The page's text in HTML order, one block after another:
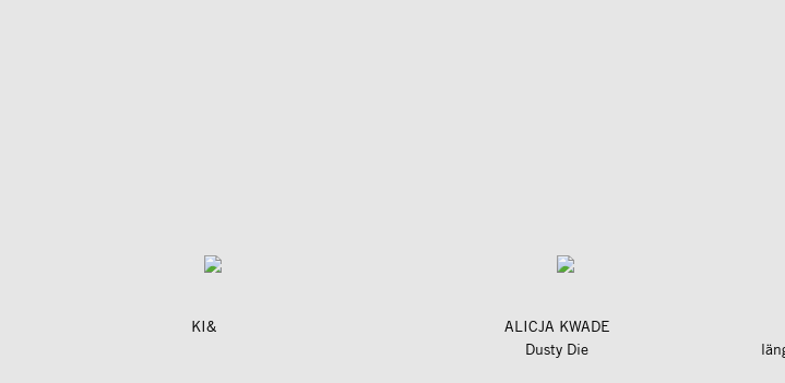
KI&
ALICJA KWADE
Dusty Die